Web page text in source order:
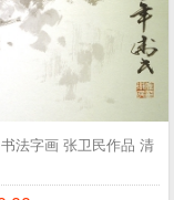
法字画 张卫民作品 清